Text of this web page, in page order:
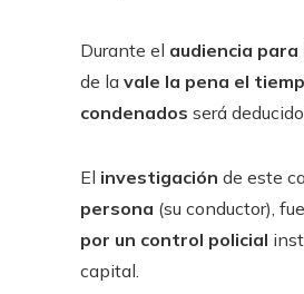
Durante el audiencia
de la vale la pena el
condenados será deducido
El investigación de este
persona (su conductor),
por un control policial
capital.